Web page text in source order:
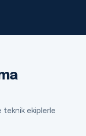
teknik ekiplerle